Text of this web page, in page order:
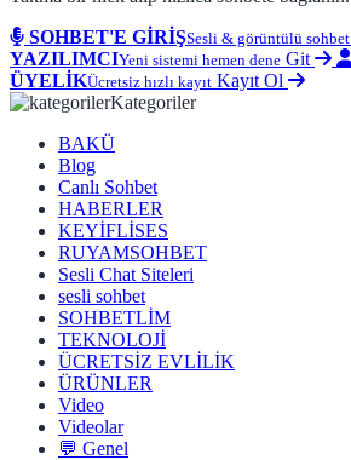
SOHBET'E GİRİŞSesli & görüntülü sohbet
YAZILIMCIYeni sistemi hemen dene Git
ÜYELİKÜcretsiz hızlı kayıt Kayıt Ol
Kategoriler
BAKÜ
Blog
Canlı Sohbet
HABERLER
KEYİFLİSES
RUYAMSOHBET
Sesli Chat Siteleri
sesli sohbet
SOHBETLİM
TEKNOLOJİ
ÜCRETSİZ EVLİLİK
ÜRÜNLER
Video
Videolar
💬 Genel